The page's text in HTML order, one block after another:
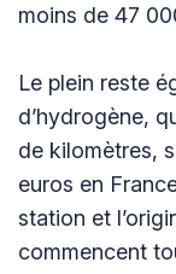
moins de 47
Le plein reste
d’hydrogène,
de kilomètres,
euros en
station et
commencent